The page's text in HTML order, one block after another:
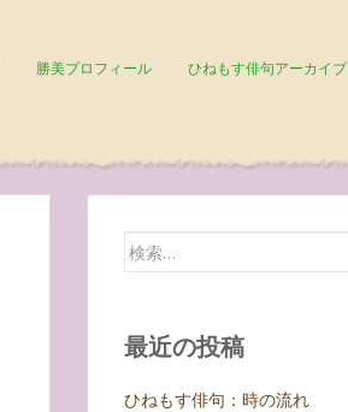
勝美プロフィール ひねもす俳句アーカイブ
検
最近の投稿
ひねもす俳句：時の流れ